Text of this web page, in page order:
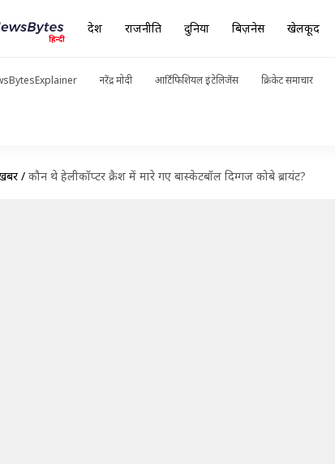
देश राजनीति दुनिया बिज़नेस खेलकूद
नरेंद्र मोदी आर्टिफिशियल इंटेलिजेंस क्रिकेट समाचार
/ कौन थे हेलीकॉप्टर क्रैश में मारे गए बास्केटबॉल दिग्गज कोबे ब्रायंट?